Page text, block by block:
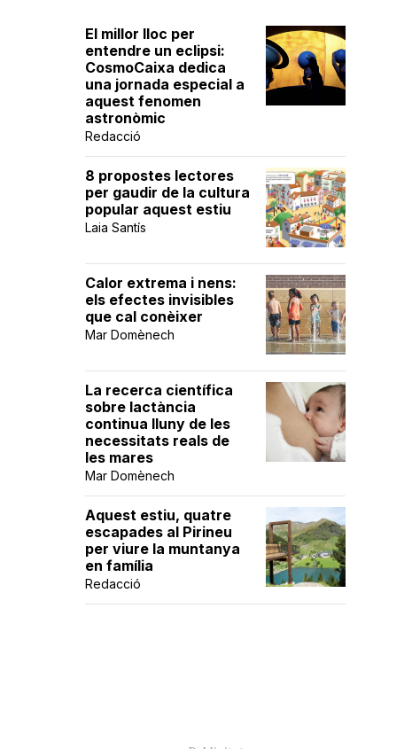
El millor lloc per
entendre un eclipsi:
CosmoCaixa dedica
una jornada especial a
aquest fenomen
astronòmic
Redacció
8 propostes lectores
per gaudir de la cultura
popular aquest estiu
Laia Santís
Calor extrema i nens:
els efectes invisibles
que cal conèixer
Mar Domènech
La recerca científica
sobre lactància
continua lluny de les
necessitats reals de
les mares
Mar Domènech
Aquest estiu, quatre
escapades al Pirineu
per viure la muntanya
en família
Redacció